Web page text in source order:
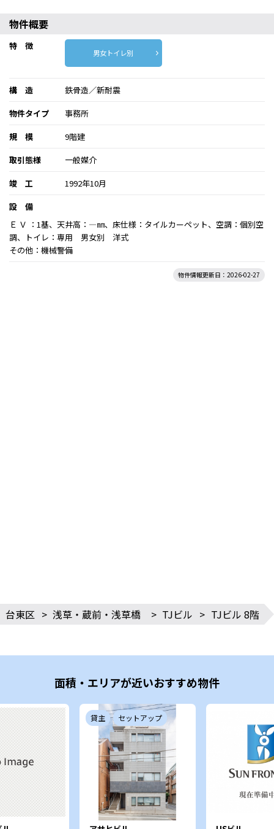
物件概要
特 徴
男女トイレ別
構 造
鉄骨造／新耐震
物件タイプ
事務所
規 模
9階建
取引態様
一般媒介
竣 工
1992年10月
設 備
Ｅ Ｖ ：1基、天井高：―㎜、床仕様：タイルカーペット、空調：個別空
調、トイレ：専用 男女別 洋式
その他：機械警備
物件情報更新日：2026-02-27
台東区 > 浅草・蔵前・浅草橋 > TJビル > TJビル 8階
面積・エリアが近いおすすめ物件
貸主 セットアップ